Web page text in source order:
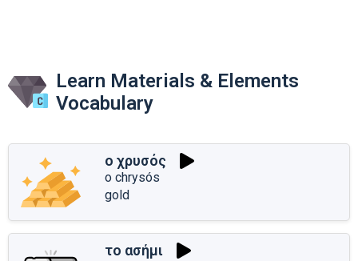
Learn Materials & Elements
Vocabulary
ο χρυσός
o chrysós
gold
το ασήμι